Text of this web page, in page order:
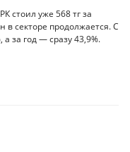
стоил уже 568 тг за
в секторе продолжается. С
за год — сразу 43,9%.
пирамид в Казахстане
Казахстана денежные